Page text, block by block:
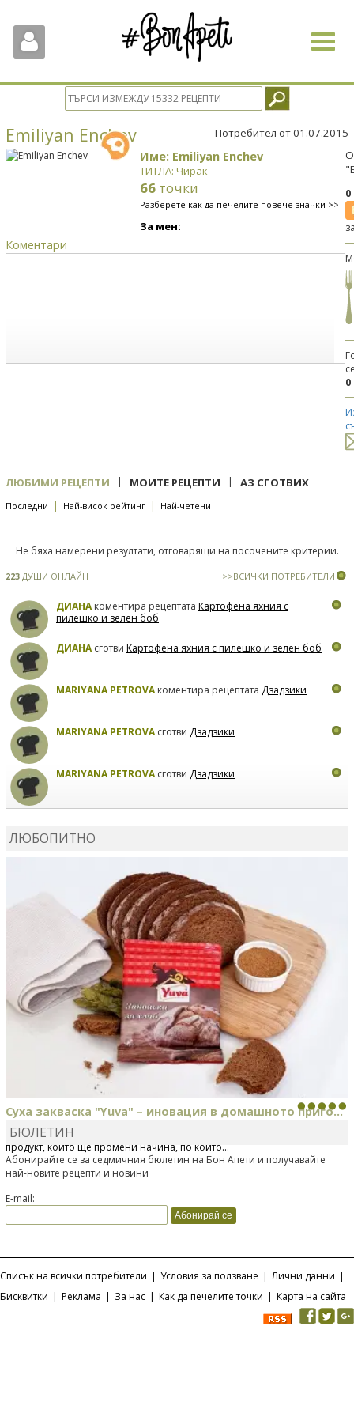
Toggle
Emiliyan Enchev Потребител от 01.07.2015
Име: Emiliyan Enchev
ТИТЛА: Чирак
66 точки
Разберете как да печелите повече значки >>
За мен:
Коментари
0
ЛЮБИМИ РЕЦЕПТИ | МОИТЕ РЕЦЕПТИ | АЗ СГОТВИХ
Последни | Най-висок рейтинг | Най-четени
Не бяха намерени резултати, отговарящи на посочените критерии.
223 ДУШИ ОНЛАЙН >>ВСИЧКИ ПОТРЕБИТЕЛИ
ДИАНАкоментира рецептата Картофена яхния с
пилешко и зелен боб
ДИАНАсготви Картофена яхния с пилешко и зелен боб
MARIYANA PETROVAкоментира рецептата Дзадзики
MARIYANA PETROVAсготви Дзадзики
MARIYANA PETROVAсготви Дзадзики
ЛЮБОПИТНО
Суха закваска "Yuva" – иновация в домашното приго...
Отскоро Лесафр България стартира предлагането на изцяло нов
продукт, който ще промени начина, по който...
БЮЛЕТИН
Абонирайте се за седмичния бюлетин на Бон Апети и получавайте
най-новите рецепти и новини
E-mail:
Списък на всички потребители | Условия за ползване | Лични данни |
Бисквитки | Реклама | За нас | Как да печелите точки | Карта на сайта